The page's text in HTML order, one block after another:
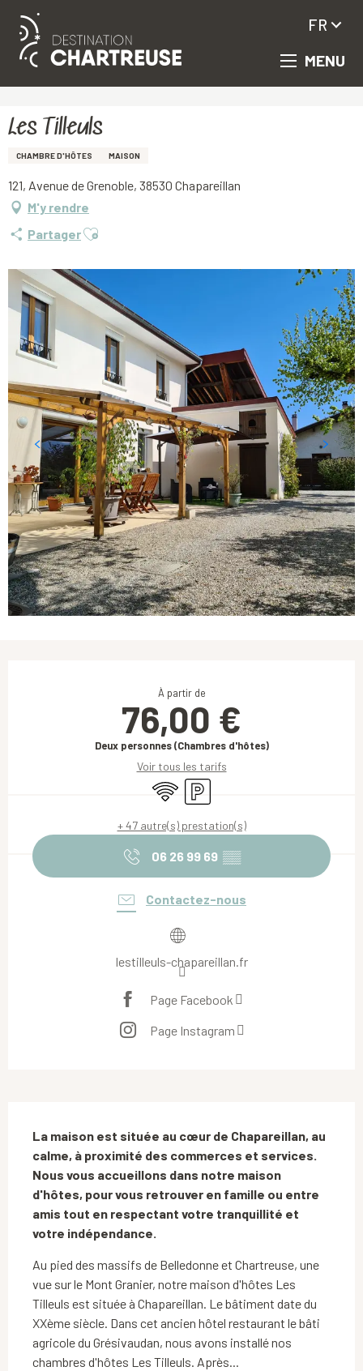
Aller
principal
MENU
FR
Les Tilleuls
CHAMBRE D'HÔTES MAISON
121, Avenue de Grenoble, 38530 Chapareillan
M'y rendre
PartagerAjouter aux favoris
À partir de
76,00 €
Deux personnes (Chambres d'hôtes)
Voir tous les tarifs
WiFi Parking
+ 47 autre(s) prestation(s)
06 26 99 69 ▒▒
Contactez-nous
lestilleuls-chapareillan.fr
Page Facebook
Page Instagram
La maison est située au cœur de Chapareillan, au
calme, à proximité des commerces et services.
Nous vous accueillons dans notre maison
d'hôtes, pour vous retrouver en famille ou entre
amis tout en respectant votre tranquillité et
votre indépendance.
Au pied des massifs de Belledonne et Chartreuse, une
vue sur le Mont Granier, notre maison d'hôtes Les
Tilleuls est située à Chapareillan. Le bâtiment date du
XXème siècle. Dans cet ancien hôtel restaurant le bâti
agricole du Grésivaudan, nous avons installé nos
chambres d'hôtes Les Tilleuls. Après...